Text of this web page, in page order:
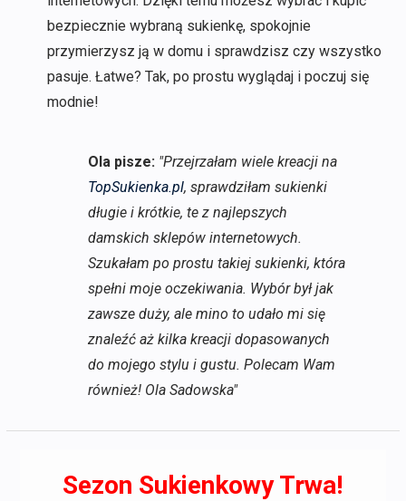
bezpiecznie wybraną sukienkę, spokojnie
przymierzysz ją w domu i sprawdzisz czy wszystko
pasuje. Łatwe? Tak, po prostu wyglądaj i poczuj się
modnie!
Ola pisze: "Przejrzałam wiele kreacji na
TopSukienka.pl, sprawdziłam sukienki
długie i krótkie, te z najlepszych
damskich sklepów internetowych.
Szukałam po prostu takiej sukienki, która
spełni moje oczekiwania. Wybór był jak
zawsze duży, ale mino to udało mi się
znaleźć aż kilka kreacji dopasowanych
do mojego stylu i gustu. Polecam Wam
również! Ola Sadowska"
Sezon Sukienkowy Trwa!